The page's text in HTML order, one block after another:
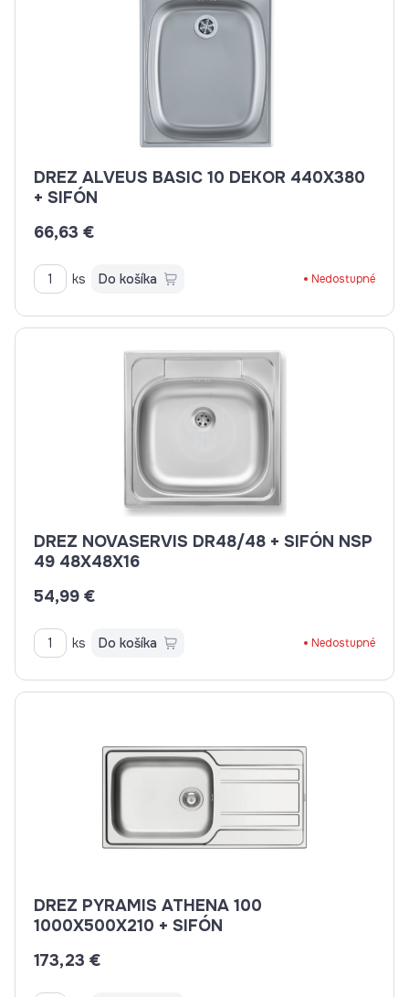
DREZ ALVEUS BASIC 10 DEKOR 440X380
+ SIFÓN
66,63 €
ks Do košíka Nedostupné
DREZ NOVASERVIS DR48/48 + SIFÓN NSP
49 48X48X16
54,99 €
ks Do košíka Nedostupné
DREZ PYRAMIS ATHENA 100
1000X500X210 + SIFÓN
173,23 €